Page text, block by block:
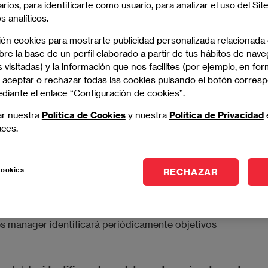
de mercado, la fidelización de clientes y
para desempeñar sus funciones no sólo desde la
estando fuera
, mediante viajes de negocios,
de empresa.
es planificar las ventas
de clientes de la empresa y los productos que ofrece
e identificar las fortalezas y debilidades de la
manager identificará periódicamente objetivos
para identificarte como usuario, para analizar el uso del
analíticos.
cookies para mostrarte publicidad personalizada relacionada
la base de un perfil elaborado a partir de tus hábitos de
visitadas) y la información que nos facilites (por ejemplo, en
aceptar o rechazar todas las cookies pulsando el botón
el enlace “Configuración de cookies”.
nuestra Política de Cookiesy nuestra Política de Privacidad
RECHAZAR